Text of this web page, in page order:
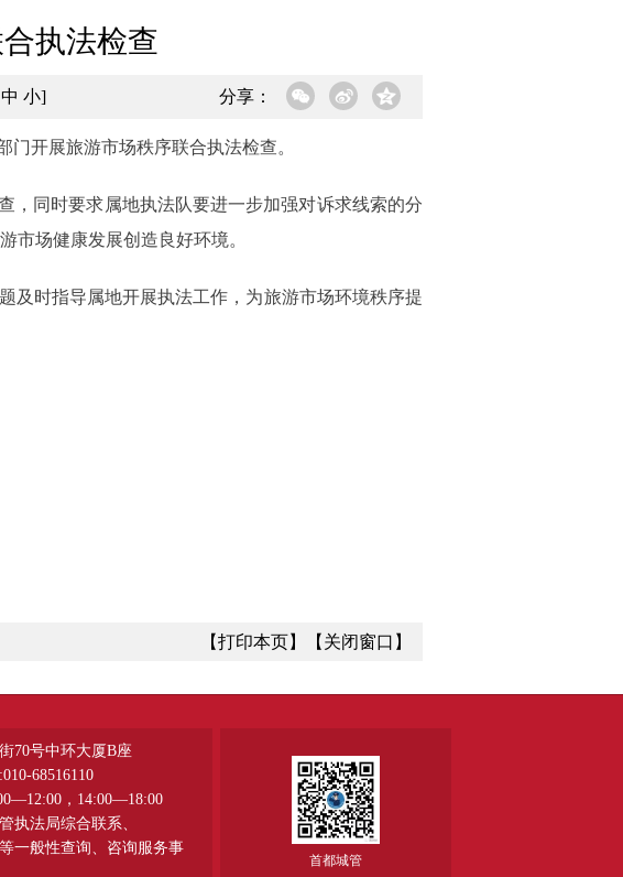
执法检查
中 小] 分享：
开展旅游市场秩序联合执法检查。
同时要求属地执法队要进一步加强对诉求线索的分
市场健康发展创造良好环境。
时指导属地开展执法工作，为旅游市场环境秩序提
【打印本页】 【关闭窗口】
70号中环大厦B座
68516110
，14:00—18:00
执法局综合联系、
一般性查询、咨询服务事
首都城管